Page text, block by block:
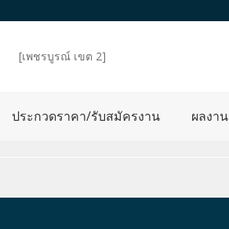
[เพชรบูรณ์ เขต 2]
ประกวดราคา/รับสมัครงาน ผลงาน